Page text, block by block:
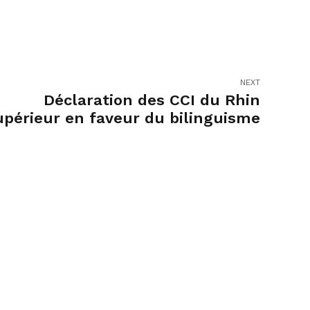
NEXT
Déclaration des CCI du Rhin
en faveur du bilinguisme